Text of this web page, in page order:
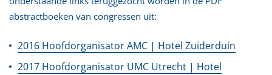
abstractboeken van congressen uit:
2016 Hoofdorganisator AMC | Hotel Zuiderduin
2017 Hoofdorganisator UMC Utrecht | Hotel